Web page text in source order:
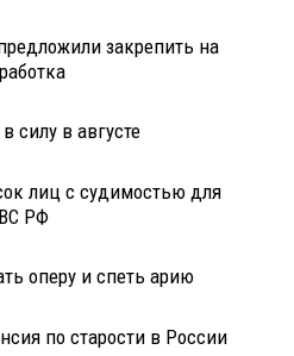
закрепить на
силу в августе
лиц с судимостью для
РФ
оперу и спеть арию
по старости в России